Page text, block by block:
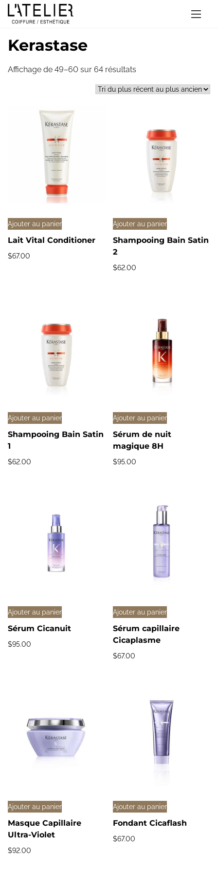
Accueil / Kerastase
Kerastase
Affichage de 49–60 sur 64 résultats
Ajouter au panier
Lait Vital Conditioner
$67.00
Ajouter au panier
Shampooing Bain Satin
2
$62.00
Ajouter au panier
Shampooing Bain Satin
1
$62.00
Ajouter au panier
Sérum de nuit
magique 8H
$95.00
Ajouter au panier
Sérum Cicanuit
$95.00
Ajouter au panier
Sérum capillaire
Cicaplasme
$67.00
Ajouter au panier
Masque Capillaire
Ultra-Violet
$92.00
Ajouter au panier
Fondant Cicaflash
$67.00